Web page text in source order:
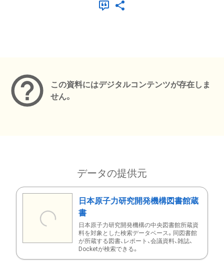
この資料にはデジタルコンテンツが存在しま
せん。
データの提供元
日本原子力研究開発機構図書館蔵
書
日本原子力研究開発機構の中央図書館所蔵資
料を対象とした検索データベース。同図書館
が所蔵する図書、レポート、会議資料、雑誌、
Docketが検索できる。